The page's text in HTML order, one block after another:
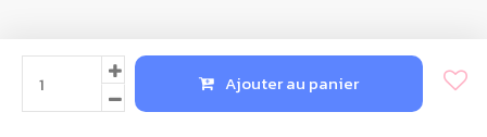
Ajouter au panier
© 2025 - Réalisation par Newkeys.fr